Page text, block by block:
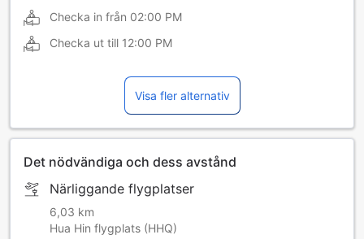
Checka in från 02:00 PM
Checka ut till 12:00 PM
Visa fler alternativ
Det nödvändiga och dess avstånd
Närliggande flygplatser
6,03 km
Hua Hin flygplats (HHQ)